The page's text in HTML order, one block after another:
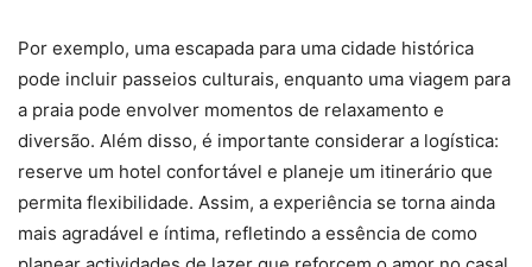
Por exemplo, uma escapada para uma cidade histórica
pode incluir passeios culturais, enquanto uma viagem para
a praia pode envolver momentos de relaxamento e
diversão. Além disso, é importante considerar a logística:
reserve um hotel confortável e planeje um itinerário que
permita flexibilidade. Assim, a experiência se torna ainda
mais agradável e íntima, refletindo a essência de como